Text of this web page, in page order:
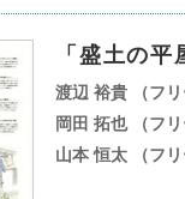
「盛土の平
渡辺 裕貴 （フ
岡田 拓也 （フ
山本 恒太 （フ